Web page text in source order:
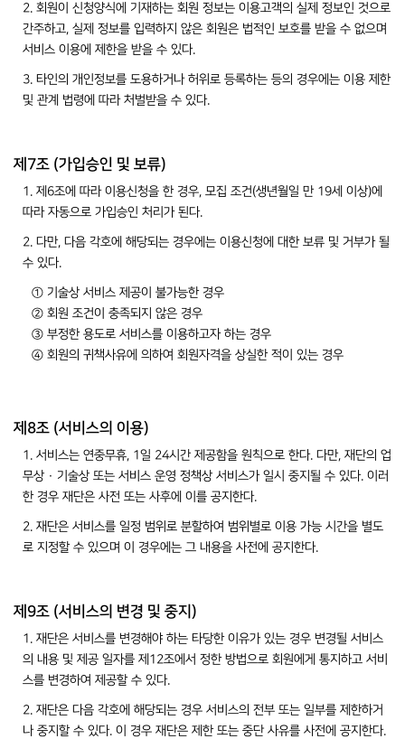
2. 회원이 신청양식에 기재하는 회원 정보는 이용고객의 실제 정보인 것으로
간주하고, 실제 정보를 입력하지 않은 회원은 법적인 보호를 받을 수 없으며
서비스 이용에 제한을 받을 수 있다.
3. 타인의 개인정보를 도용하거나 허위로 등록하는 등의 경우에는 이용 제한
및 관계 법령에 따라 처벌받을 수 있다.
제7조 (가입승인 및 보류)
1. 제6조에 따라 이용신청을 한 경우, 모집 조건(생년월일 만 19세 이상)에
따라 자동으로 가입승인 처리가 된다.
2. 다만, 다음 각호에 해당되는 경우에는 이용신청에 대한 보류 및 거부가 될
수 있다.
① 기술상 서비스 제공이 불가능한 경우
② 회원 조건이 충족되지 않은 경우
③ 부정한 용도로 서비스를 이용하고자 하는 경우
④ 회원의 귀책사유에 의하여 회원자격을 상실한 적이 있는 경우
제8조 (서비스의 이용)
1. 서비스는 연중무휴, 1일 24시간 제공함을 원칙으로 한다. 다만, 재단의 업
무상 · 기술상 또는 서비스 운영 정책상 서비스가 일시 중지될 수 있다. 이러
한 경우 재단은 사전 또는 사후에 이를 공지한다.
2. 재단은 서비스를 일정 범위로 분할하여 범위별로 이용 가능 시간을 별도
로 지정할 수 있으며 이 경우에는 그 내용을 사전에 공지한다.
제9조 (서비스의 변경 및 중지)
1. 재단은 서비스를 변경해야 하는 타당한 이유가 있는 경우 변경될 서비스
의 내용 및 제공 일자를 제12조에서 정한 방법으로 회원에게 통지하고 서비
스를 변경하여 제공할 수 있다.
2. 재단은 다음 각호에 해당되는 경우 서비스의 전부 또는 일부를 제한하거
나 중지할 수 있다. 이 경우 재단은 제한 또는 중단 사유를 사전에 공지한다.